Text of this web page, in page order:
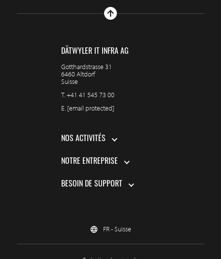
DÄTWYLER IT INFRA AG
Gotthardstrasse 31
6460 Altdorf
Suisse
T.+41 41 545 73 00
E. [email protected]
NOS ACTIVITÉS
NOTRE ENTREPRISE
BESOIN DE SUPPORT
FR - Suisse